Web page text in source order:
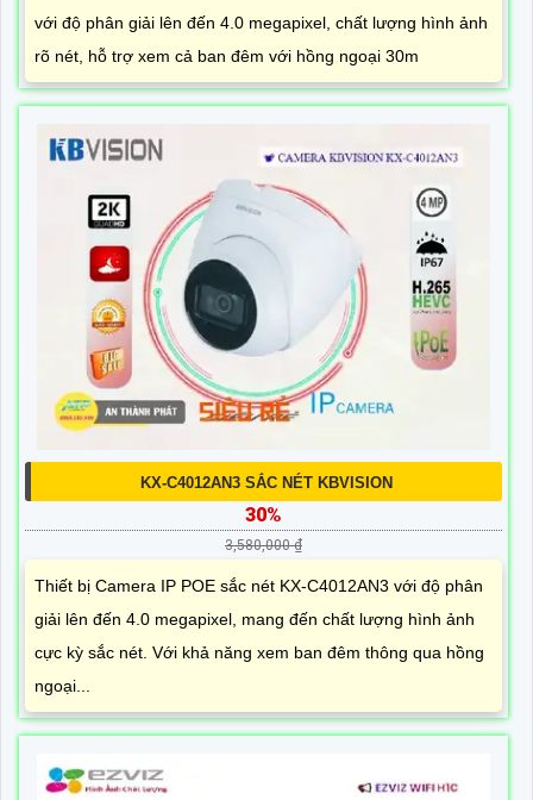
với độ phân giải lên đến 4.0 megapixel, chất lượng hình ảnh
rõ nét, hỗ trợ xem cả ban đêm với hồng ngoại 30m
KX-C4012AN3 SẮC NÉT KBVISION
30%
3,580,000 ₫
Thiết bị Camera IP POE sắc nét KX-C4012AN3 với độ phân
giải lên đến 4.0 megapixel, mang đến chất lượng hình ảnh
cực kỳ sắc nét. Với khả năng xem ban đêm thông qua hồng
ngoại...